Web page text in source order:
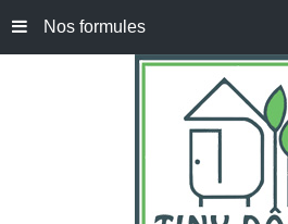
Nos formules